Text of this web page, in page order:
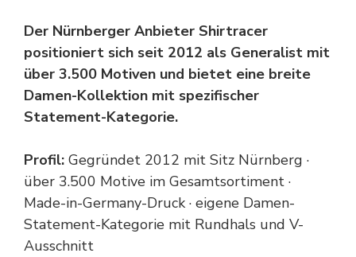
Der Nürnberger Anbieter Shirtracer
positioniert sich seit 2012 als Generalist mit
über 3.500 Motiven und bietet eine breite
Damen-Kollektion mit spezifischer
Statement-Kategorie.
Profil: Gegründet 2012 mit Sitz Nürnberg ·
über 3.500 Motive im Gesamtsortiment ·
Made-in-Germany-Druck · eigene Damen-
Statement-Kategorie mit Rundhals und V-
Ausschnitt